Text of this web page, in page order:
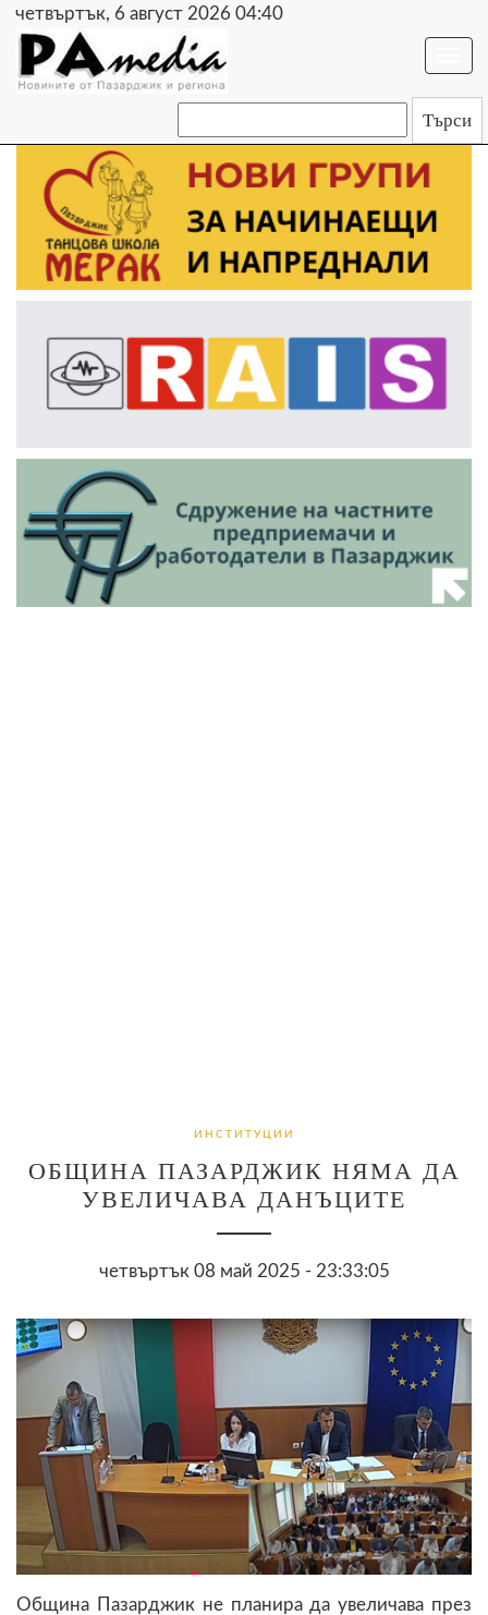
четвъртък, 6 август 2026 04:40
ИНСТИТУЦИИ
ОБЩИНА ПАЗАРДЖИК НЯМА ДА
УВЕЛИЧАВА ДАНЪЦИТЕ
четвъртък 08 май 2025 - 23:33:05
Община Пазарджик не планира да увеличава през